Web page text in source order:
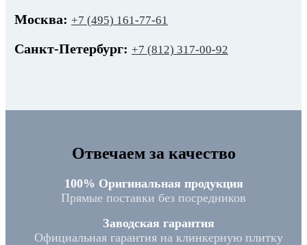
Москва: +7 (495) 161-77-61
Санкт-Петербург: +7 (812) 317-00-92
Отвечаем за качество
100% Оригинальная продукция
Прямые поставки без посредников
Заводская гарантия
Официальная гарантия на клинкерную плитку